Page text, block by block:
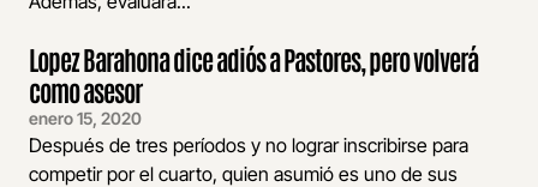
Lopez Barahona dice adiós a Pastores, pero volverá
como asesor
enero 15, 2020
Después de tres períodos y no lograr inscribirse para
competir por el cuarto, quien asumió es uno de sus